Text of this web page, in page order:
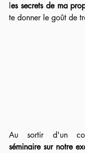
es secrets de ma
te donner le goût de
séminaire sur notre